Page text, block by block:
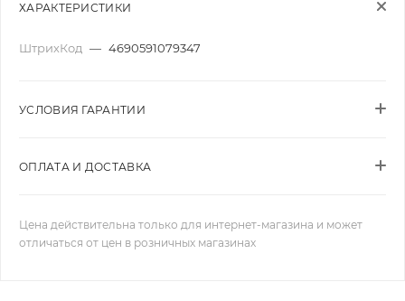
ХАРАКТЕРИСТИКИ
ШтрихКод — 4690591079347
УСЛОВИЯ ГАРАНТИИ
ОПЛАТА И ДОСТАВКА
Цена действительна только для интернет-магазина и может
отличаться от цен в розничных магазинах